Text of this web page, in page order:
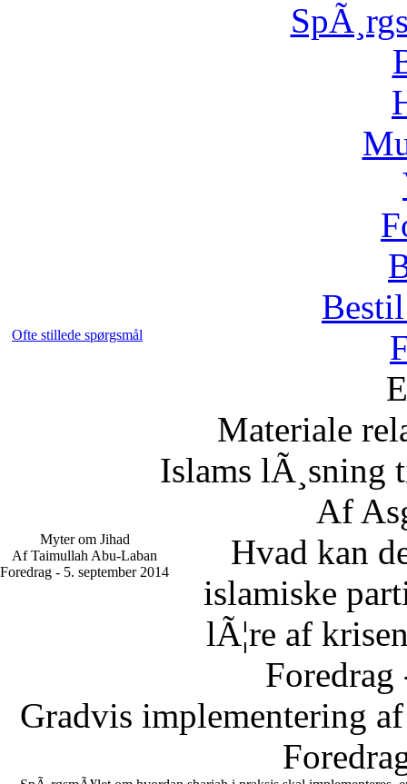
Ofte stillede spørgsmål
Materiale
Islams lÃ¸sning
Af
Myter om Jihad
Af Taimullah Abu-Laban
Foredrag - 5. september 2014
Hvad kan
islamiske
lÃ¦re af
Gradvis implementering